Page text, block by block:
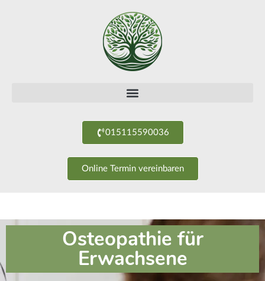
015115590036
Online Termin vereinbaren
Osteopathie für
Erwachsene